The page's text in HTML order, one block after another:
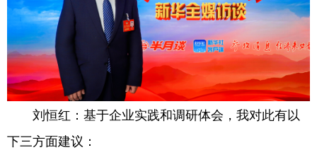
刘恒红： 基于企业实践和调研体会，我对此有以
下三方面建议：